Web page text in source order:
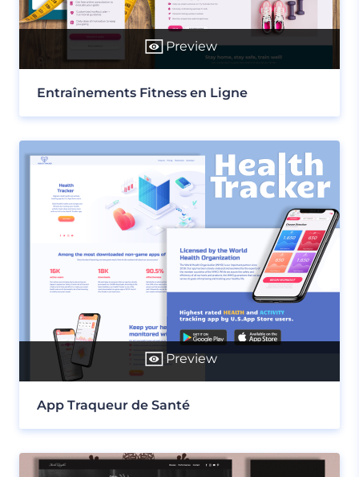
Preview
Entraînements Fitness en Ligne
Preview
App Traqueur de Santé